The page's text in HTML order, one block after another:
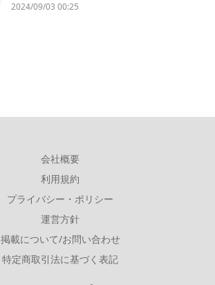
2024/09/03 00:25
会社概要
利用規約
プライバシー・ポリシー
運営方針
掲載について/お問い合わせ
特定商取引法に基づく表記